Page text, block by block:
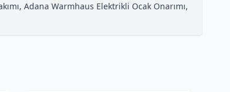
Adana Warmhaus Elektrikli Ocak Onarımı,